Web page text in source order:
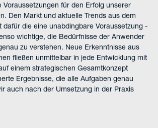
Voraussetzungen für den Erfolg unserer
Den Markt und aktuelle Trends aus dem
dafür die eine unabdingbare Voraussetzung -
wichtige, die Bedürfnisse der Anwender
zu verstehen. Neue Erkenntnisse aus
fließen unmittelbar in jede Entwicklung mit
einem strategischen Gesamtkonzept
Ergebnisse, die alle Aufgaben genau
auch nach der Umsetzung in der Praxis